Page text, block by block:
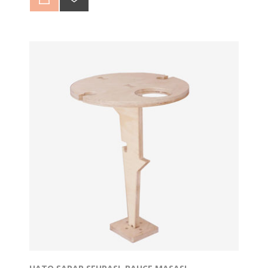
hizasına yükselterek duruşunuzu bozmadan sağlıklı bir
şekilde çalışmanızı sağlar. Wocoo’ya laptopu
kartvizitlerinizi koyabileceğiniz alanlar mevcuttur. Aynı
zamanda masanızın düzenlenmesini sağlar kablo
tutucuları ile dağınık görüntüyü engeller.
11-17,3 inch tüm laptop modelleri için tasarlanmıştır.
Telefon standı 6,5 inch ekran boyutuna kadar
Ürün 6 parçadan oluşmakta ve kolayca monte
Wocoo ile çalışma alanınızı kişiselleştirip motive edici
bir çalışma alanı yaratabilirsiniz.
Alt bölümü boş olduğu için Laptop Soğutucu işlevi de
Tasarım Tescil No:2018/03446